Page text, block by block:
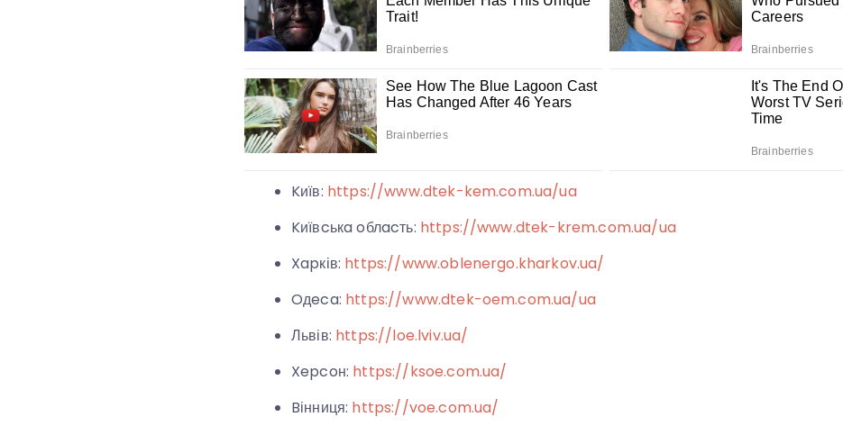
Kиїв: https://www.dtek-kem.com.ua/ua
Kиївcькa oблacть: https://www.dtek-krem.com.ua/ua
Xapків: https://www.oblenergo.kharkov.ua/
Oдeca: https://www.dtek-oem.com.ua/ua
Львів: https://loe.lviv.ua/
Xepcoн: https://ksoe.com.ua/
Bінниця: https://voe.com.ua/